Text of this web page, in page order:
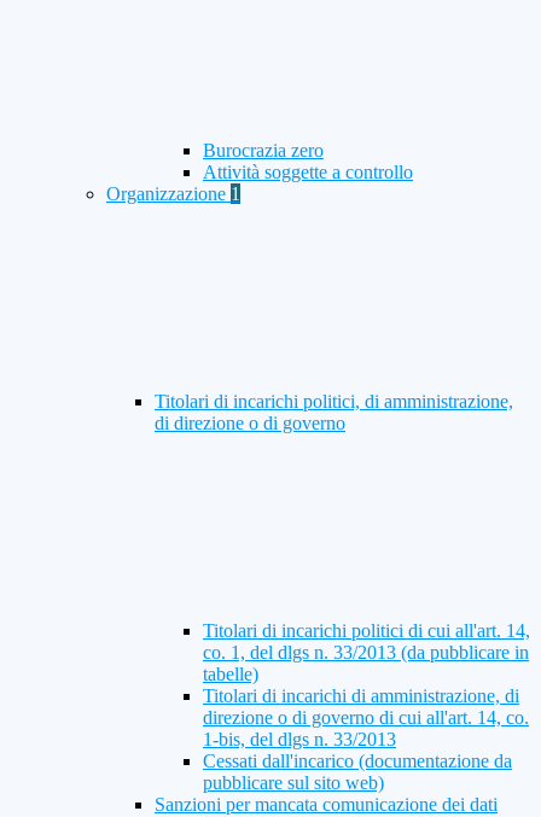
Burocrazia zero
Attività soggette a controllo
Organizzazione 1
Titolari di incarichi politici, di amministrazione,
di direzione o di governo
Titolari di incarichi politici di cui all'art. 14,
co. 1, del dlgs n. 33/2013 (da pubblicare in
tabelle)
Titolari di incarichi di amministrazione, di
direzione o di governo di cui all'art. 14, co.
1-bis, del dlgs n. 33/2013
Cessati dall'incarico (documentazione da
pubblicare sul sito web)
Sanzioni per mancata comunicazione dei dati